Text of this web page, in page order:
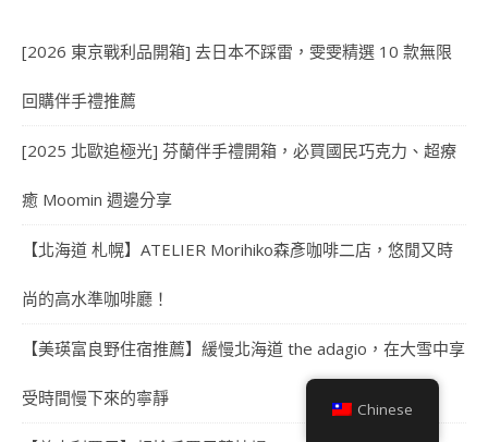
[2026 東京戰利品開箱] 去日本不踩雷，雯雯精選 10 款無限
回購伴手禮推薦
[2025 北歐追極光] 芬蘭伴手禮開箱，必買國民巧克力、超療
癒 Moomin 週邊分享
【北海道 札幌】ATELIER Morihiko森彥咖啡二店，悠閒又時
尚的高水準咖啡廳！
【美瑛富良野住宿推薦】緩慢北海道 the adagio，在大雪中享
受時間慢下來的寧靜
Chinese